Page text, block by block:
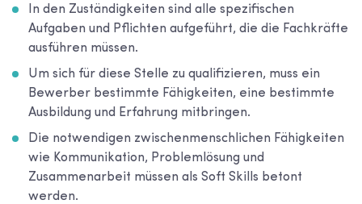
In den Zuständigkeiten sind alle spezifischen
Aufgaben und Pflichten aufgeführt, die die Fachkräfte
ausführen müssen.
Um sich für diese Stelle zu qualifizieren, muss ein
Bewerber bestimmte Fähigkeiten, eine bestimmte
Ausbildung und Erfahrung mitbringen.
Die notwendigen zwischenmenschlichen Fähigkeiten
wie Kommunikation, Problemlösung und
Zusammenarbeit müssen als Soft Skills betont
werden.